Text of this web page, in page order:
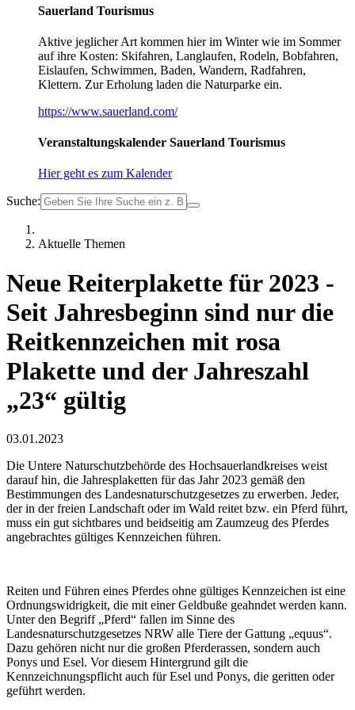
Sauerland Tourismus
Aktive jeglicher Art kommen hier im Winter wie im Sommer
auf ihre Kosten: Skifahren, Langlaufen, Rodeln, Bobfahren,
Eislaufen, Schwimmen, Baden, Wandern, Radfahren,
Klettern. Zur Erholung laden die Naturparke ein.
https://www.sauerland.com/
Veranstaltungskalender Sauerland Tourismus
Hier geht es zum Kalender
Suche:
Aktuelle Themen
Neue Reiterplakette für 2023 -
Seit Jahresbeginn sind nur die
Reitkennzeichen mit rosa
Plakette und der Jahreszahl
„23“ gültig
03.01.2023
Die Untere Naturschutzbehörde des Hochsauerlandkreises weist
darauf hin, die Jahresplaketten für das Jahr 2023 gemäß den
Bestimmungen des Landesnaturschutzgesetzes zu erwerben. Jeder,
der in der freien Landschaft oder im Wald reitet bzw. ein Pferd führt,
muss ein gut sichtbares und beidseitig am Zaumzeug des Pferdes
angebrachtes gültiges Kennzeichen führen.
Reiten und Führen eines Pferdes ohne gültiges Kennzeichen ist eine
Ordnungswidrigkeit, die mit einer Geldbuße geahndet werden kann.
Unter den Begriff „Pferd“ fallen im Sinne des
Landesnaturschutzgesetzes NRW alle Tiere der Gattung „equus“.
Dazu gehören nicht nur die großen Pferderassen, sondern auch
Ponys und Esel. Vor diesem Hintergrund gilt die
Kennzeichnungspflicht auch für Esel und Ponys, die geritten oder
geführt werden.